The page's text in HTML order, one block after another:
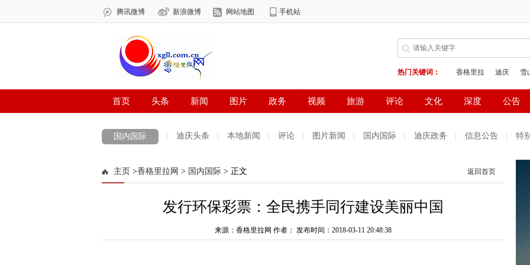
国内国际 迪庆头条 本地新闻 评论 图片新闻 国内国际 迪庆政务 信息公告 特
主页 >香格里拉网 > 国内国际 > 正文 返回首页
发行环保彩票：全民携手同行建设美丽中国
来源：香格里拉网 作者： 发布时间：2018-03-11 20:48:38